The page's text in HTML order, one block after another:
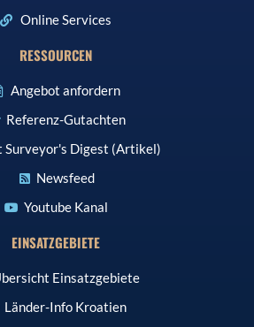
Online Services
RESSOURCEN
Angebot anfordern
Referenz-Gutachten
Surveyor's Digest (Artikel)
Newsfeed
Youtube Kanal
EINSATZGEBIETE
Einsatzgebiete
Länder-Info Kroatien